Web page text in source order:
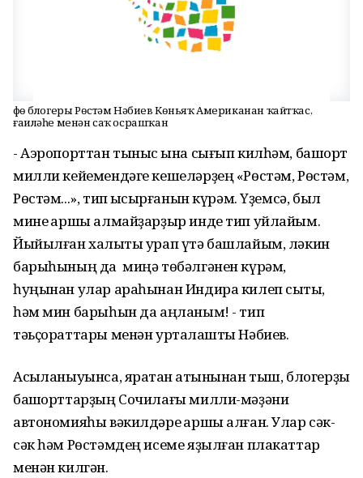
Өфө блогеры Рөстәм Нәбиев Көньяҡ Американан ҡайтҡас,
ғаиләһе менән саҡ осрашҡан
- Аэропорттан тыныс ҡына сығып килһәм, башҡорт
милли кейемендәге кешеләрҙең «Рөстәм, Рөстәм,
Рөстәм...», тип ҡысҡырғанын күрәм. Үҙемсә, был
мине ҡаршы алмайҙарҙыр инде тип уйлайым.
Йыйылған халыҡты урап үтә башлайым, ләкин
барыһының да миңә төбәлгәнен күрәм,
һуңынан улар араһынан Индира килеп сыҡты,
һәм мин барыһын да аңланым! - тип
тәьҫораттары менән уртаҡлашты Нәбиев.
Асыҡланыуынса, яратҡан ҡатынынан тыш, блогерҙы
башҡорттарҙың Сочилағы милли-мәҙәни
автономияһы вәкилдәре ҡаршы алған. Улар сәк-
сәк һәм Рөстәмдең исеме яҙылған плакаттар
менән килгән.